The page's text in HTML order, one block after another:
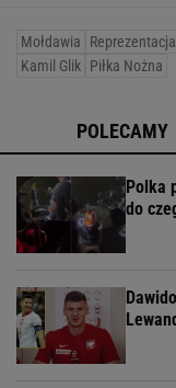
Mołdawia
Kamil Glik Piłka Nożna
POLECAMY
Polka
do